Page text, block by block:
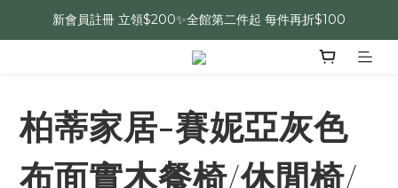
新會員註冊 立領$200✨全館第二件起 每件再折$100
柏蒂家居-賽妮亞灰色
布面實木餐椅/休閒椅/